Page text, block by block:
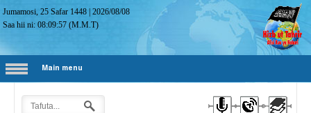
Jumamosi, 25 Safar 1448 |2026/08/08
Saa hii ni:08:09:57 (M.M.T)
Main menu